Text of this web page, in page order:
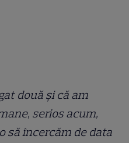
două și că am
serios acum,
să încercăm de data